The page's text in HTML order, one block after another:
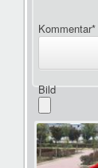
Kommentar*
Bild